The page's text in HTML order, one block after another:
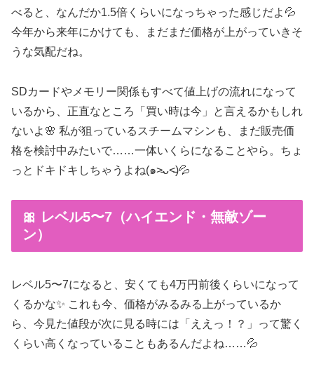
べると、なんだか1.5倍くらいになっちゃった感じだよ💦
今年から来年にかけても、まだまだ価格が上がっていきそ
うな気配だね。
SDカードやメモリー関係もすべて値上げの流れになって
いるから、正直なところ「買い時は今」と言えるかもしれ
ないよ🌸 私が狙っているスチームマシンも、まだ販売価
格を検討中みたいで……一体いくらになることやら。ちょ
っとドキドキしちゃうよね(๑˃̵ᴗ˂̵)💦
🎀 レベル5〜7（ハイエンド・無敵ゾー
ン）
レベル5〜7になると、安くても4万円前後くらいになって
くるかな✨ これも今、価格がみるみる上がっているか
ら、今見た値段が次に見る時には「ええっ！？」って驚く
くらい高くなっていることもあるんだよね……💦